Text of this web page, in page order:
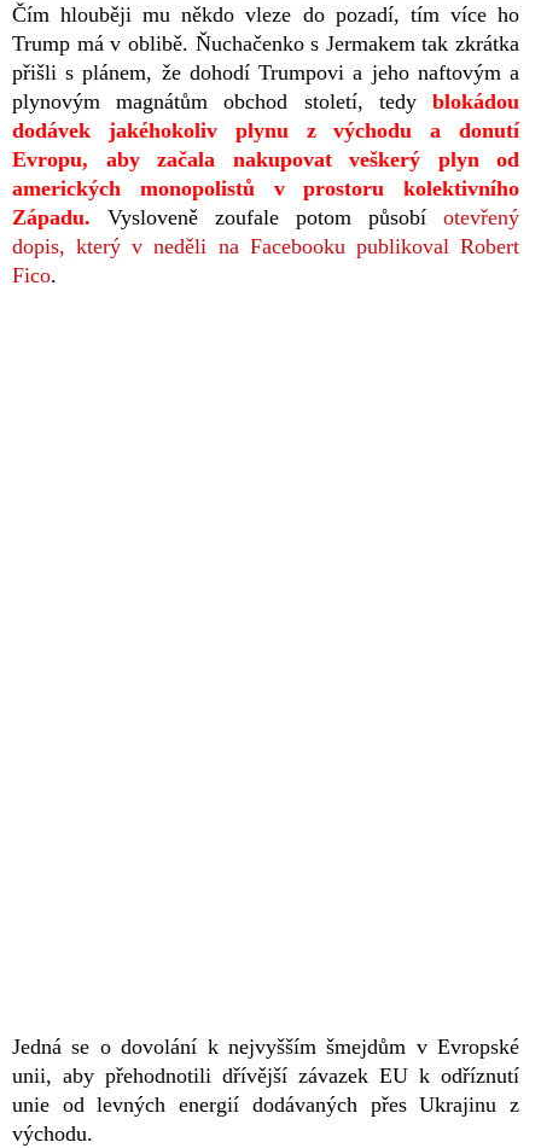
Čím hlouběji mu někdo vleze do pozadí, tím více ho
Trump má v oblibě. Ňuchačenko s Jermakem tak zkrátka
přišli s plánem, že dohodí Trumpovi a jeho naftovým a
plynovým magnátům obchod století, tedy blokádou
dodávek jakéhokoliv plynu z východu a donutí
Evropu, aby začala nakupovat veškerý plyn od
amerických monopolistů v prostoru kolektivního
Západu. Vysloveně zoufale potom působí otevřený
dopis, který v neděli na Facebooku publikoval Robert
Fico.
Jedná se o dovolání k nejvyšším šmejdům v Evropské
unii, aby přehodnotili dřívější závazek EU k odříznutí
unie od levných energií dodávaných přes Ukrajinu z
východu.